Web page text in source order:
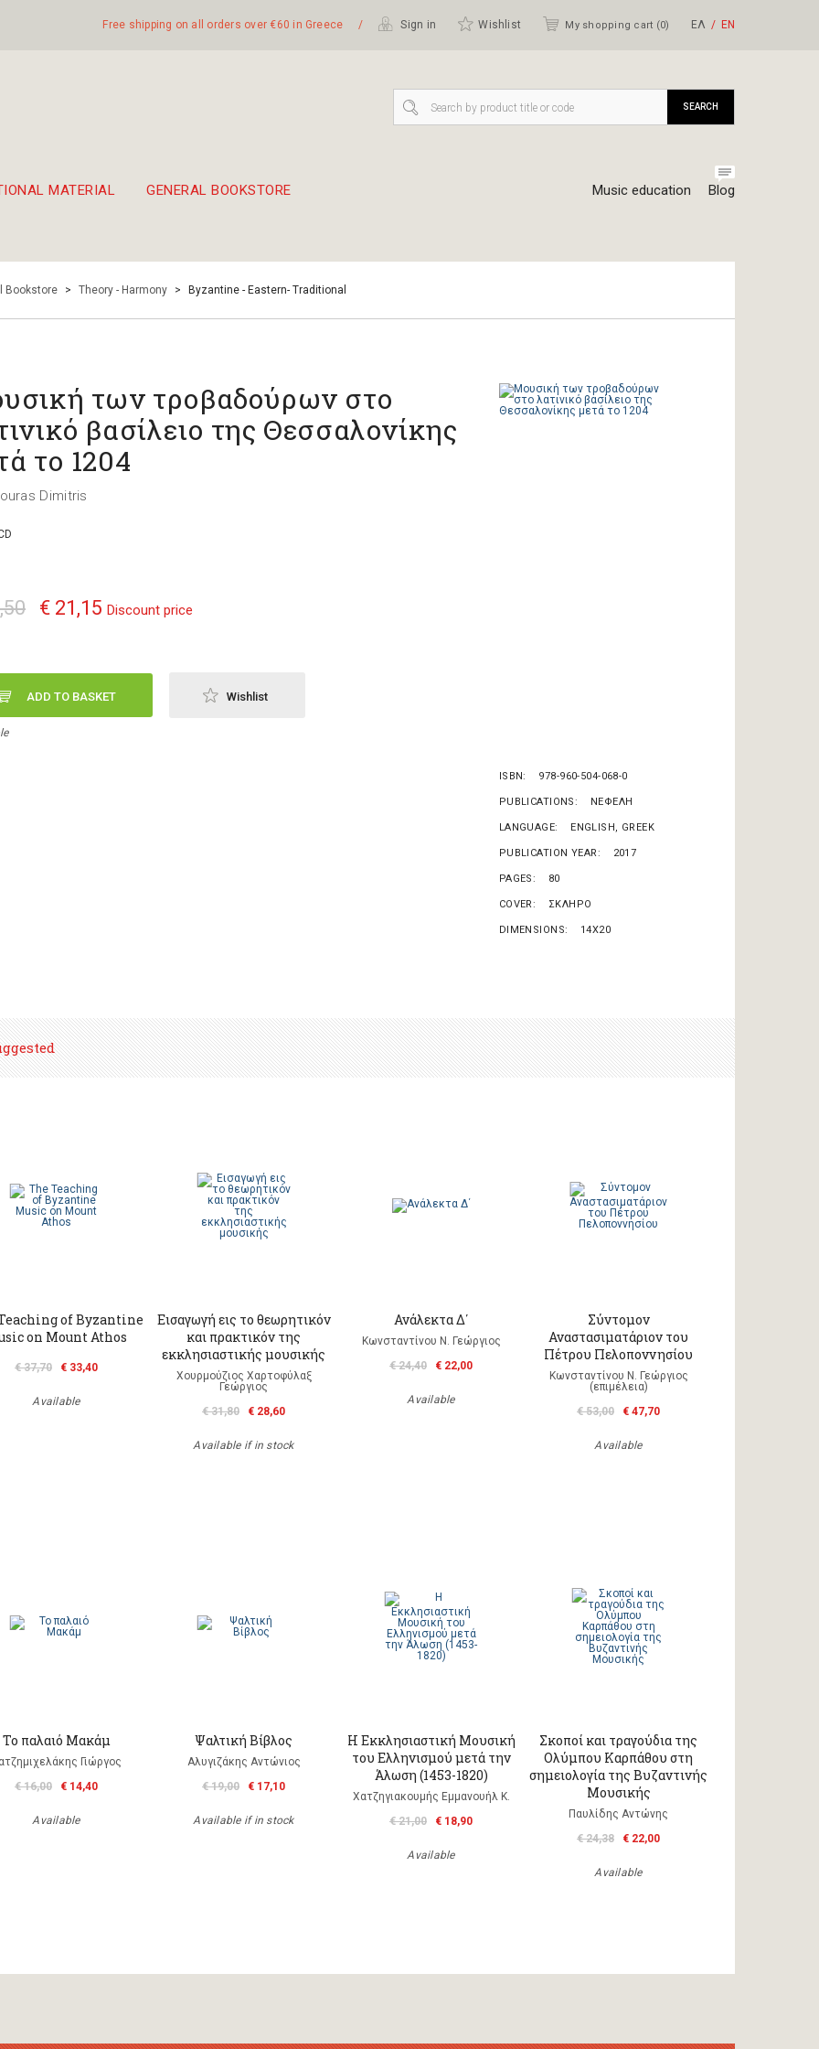
Free shipping on all orders over €60 in Greece / Sign in Wishlist My shopping cart (0) ΕΛ ΕΝ
MATERIAL GENERAL BOOKSTORE Music education Blog
SEARCH
Bookstore > Theory - Harmony > Byzantine - Eastern- Traditional
των τροβαδούρων στο
βασίλειο της Θεσσαλονίκης
το 1204
Dimitris
€ 21,15 Discount price
ADD TO BASKET Wishlist
ISBN 978-960-504-068-0
PUBLICATIONS ΝΕΦΕΛΗ
LANGUAGE ENGLISH, GREEK
PUBLICATION YEAR 2017
PAGES 80
COVER ΣΚΛΗΡΟ
DIMENSIONS 14X20
of Byzantine
on Mount Athos
€ 37,70 € 33,40
Available
Εισαγωγή εις το θεωρητικόν
και πρακτικόν της
εκκλησιαστικής μουσικής
Χουρμούζιος Χαρτοφύλαξ
Γεώργιος
€ 31,80
€ 28,60
Available if in stock
Ανάλεκτα Δ΄
Κωνσταντίνου Ν. Γεώργιος
€ 24,40
€ 22,00
Available
Σύντομον
Αναστασιματάριον του
Πέτρου Πελοποννησίου
Κωνσταντίνου Ν. Γεώργιος
(επιμέλεια)
€ 53,00
€ 47,70
Available
Το παλαιό Μακάμ
Γιώργος
€ 16,00
€ 14,40
Available
Ψαλτική Βίβλος
Αλυγιζάκης Αντώνιος
€ 19,00
€ 17,10
Available if in stock
Η Εκκλησιαστική Μουσική
του Ελληνισμού μετά την
Άλωση (1453-1820)
Χατζηγιακουμής Εμμανουήλ Κ.
€ 21,00
€ 18,90
Available
Σκοποί και τραγούδια της
Ολύμπου Καρπάθου στη
σημειολογία της Βυζαντινής
Μουσικής
Παυλίδης Αντώνης
€ 24,38
€ 22,00
Available